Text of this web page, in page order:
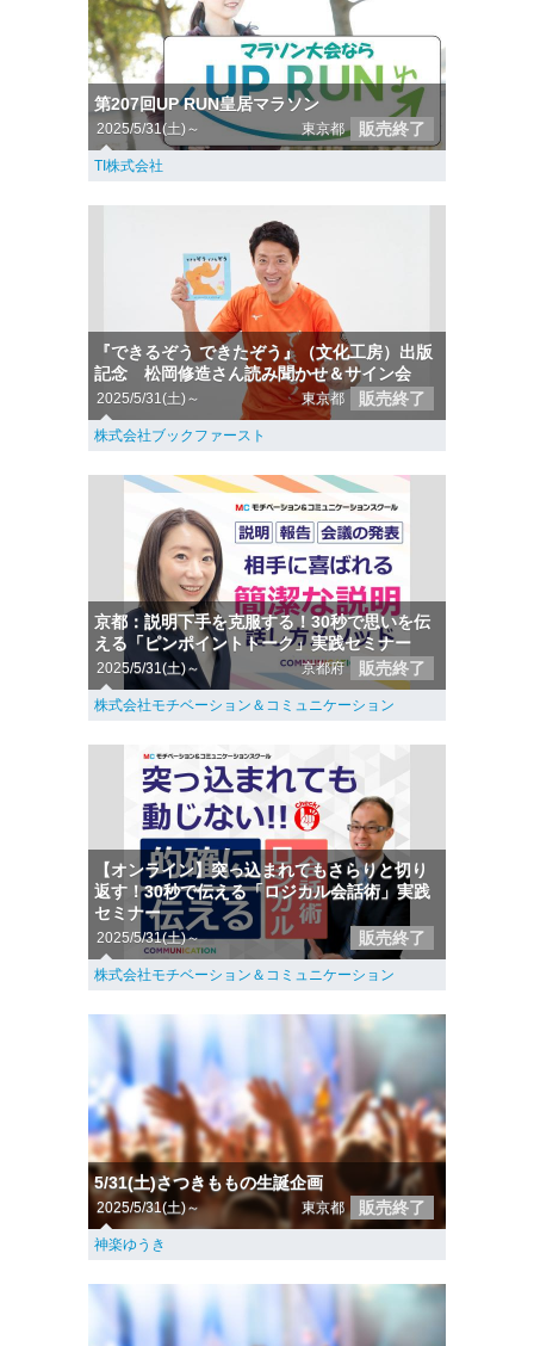
第207回UP RUN皇居マラソン
2025/5/31(土)～ 東京都 販売終了
TI株式会社
『できるぞう できたぞう』（文化工房）出版
記念 松岡修造さん読み聞かせ＆サイン会
2025/5/31(土)～ 東京都 販売終了
株式会社ブックファースト
京都：説明下手を克服する！30秒で思いを伝
える「ピンポイントトーク」実践セミナー
2025/5/31(土)～ 京都府 販売終了
株式会社モチベーション＆コミュニケーション
【オンライン】突っ込まれてもさらりと切り
返す！30秒で伝える「ロジカル会話術」実践
セミナー
2025/5/31(土)～ 販売終了
株式会社モチベーション＆コミュニケーション
5/31(土)さつきももの生誕企画
2025/5/31(土)～ 東京都 販売終了
神楽ゆうき